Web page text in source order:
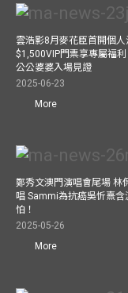
雲浩影8月麥花臣首開個
$1,500VIP門票享專屬福
公公婆婆入場見證
2025-06-23
More
鄭秀文澳門演唱會尾場 林
唱 Sammi為抗癌吳忻熹含
怕！
2025-05-26
More